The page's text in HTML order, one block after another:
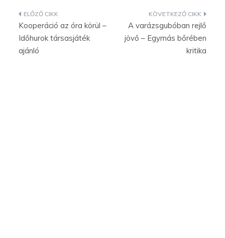
Bejegyzés
navigáció
Kooperáció az óra körül –
Időhurok társasjáték
ajánló
A varázsgubóban rejlő
jövő – Egymás bőrében
kritika